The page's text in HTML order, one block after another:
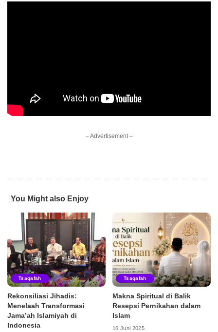
– Advertisement –
You Might also Enjoy
Tsaqafah
Rekonsiliasi Jihadis:
Menelaah Transformasi
Jama’ah Islamiyah di
Indonesia
Tsaqafah
Makna Spiritual di Balik
Resepsi Pernikahan dalam
Islam
16 Juni 2025